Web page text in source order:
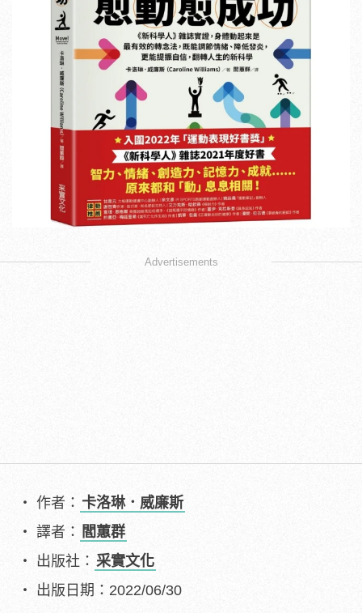
Advertisements
作者： 卡洛琳．威廉斯
譯者： 閻蕙群
出版社： 采實文化
出版日期：2022/06/30